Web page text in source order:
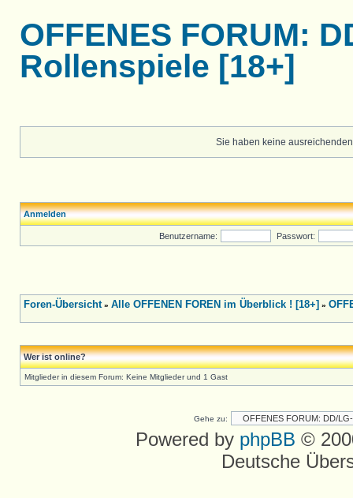
OFFENES FORUM:
Rollenspiele [18+]
Sie haben keine
Anmelden
Benutzername: Passwort:
Foren-Übersicht» Alle OFFENEN FOREN im Überblick ! [18+] »
Wer ist online?
Mitglieder in diesem Forum: Keine Mitglieder und 1 Gast
Gehe zu:
Powered by phpBB ©
Deutsche